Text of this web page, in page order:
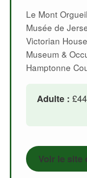
Le Mont
Musée de
Victorian
Museum &
Hamptonne
Adulte :
Voir le site